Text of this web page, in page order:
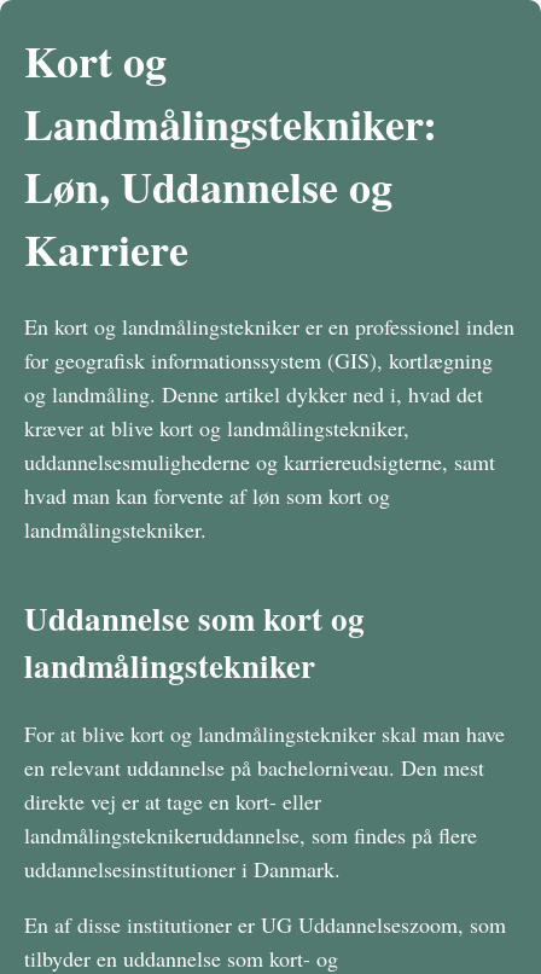
Kort og
Landmålingstekniker:
Løn, Uddannelse og
Karriere
En kort og landmålingstekniker er en professionel inden
for geografisk informationssystem (GIS), kortlægning
og landmåling. Denne artikel dykker ned i, hvad det
kræver at blive kort og landmålingstekniker,
uddannelsesmulighederne og karriereudsigterne, samt
hvad man kan forvente af løn som kort og
landmålingstekniker.
Uddannelse som kort og
landmålingstekniker
For at blive kort og landmålingstekniker skal man have
en relevant uddannelse på bachelorniveau. Den mest
direkte vej er at tage en kort- eller
landmålingsteknikeruddannelse, som findes på flere
uddannelsesinstitutioner i Danmark.
En af disse institutioner er UG Uddannelseszoom, som
tilbyder en uddannelse som kort- og